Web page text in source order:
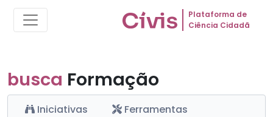
Plataforma de
Ciência Cidadã
busca Formação
Iniciativas
Ferramentas